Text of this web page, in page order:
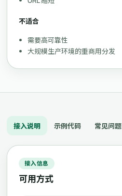
不适合
需要高可靠性
大规模生产环境的重商用分发
接入说明 示例代码 常见问题
接入信息
可用方式